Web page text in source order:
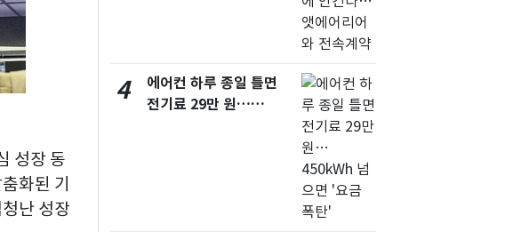
성장 동
화된 기
난 성장
4
에어컨 하루 종일 틀면
전기료 29만 원…